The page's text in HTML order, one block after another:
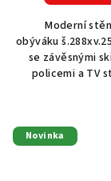
Moderní
obýváku
se závěsnými
policemi a TV
Novinka